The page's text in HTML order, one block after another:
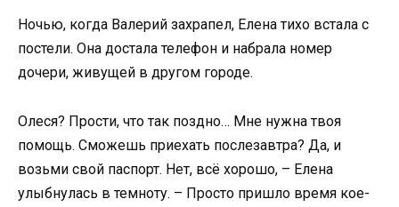
Ночью, когда Валерий захрапел, Елена тихо встала с
постели. Она достала телефон и набрала номер
дочери, живущей в другом городе.
Олеся? Прости, что так поздно… Мне нужна твоя
помощь. Сможешь приехать послезавтра? Да, и
возьми свой паспорт. Нет, всё хорошо, – Елена
улыбнулась в темноту. – Просто пришло время кое-